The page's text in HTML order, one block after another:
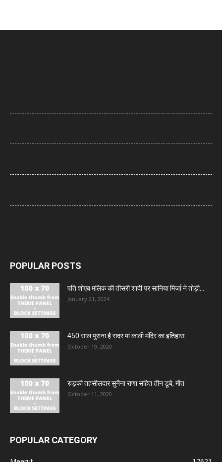
POPULAR POSTS
पति शोएब मलिक की तीसरी शादी पर सानिया मिर्जा ने तोड़ी...
January 21, 2024
450 साल पुराना है सदर मां काली मंदिर का इतिहास
October 19, 2020
रुड़की तहसीलदार सुनैना राणा सहित तीन डूबे, मौत
October 11, 2020
POPULAR CATEGORY